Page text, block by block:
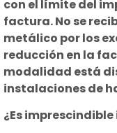
con el límite del
factura. No se
metálico por los
reducción en la
modalidad está
instalaciones de
¿Es